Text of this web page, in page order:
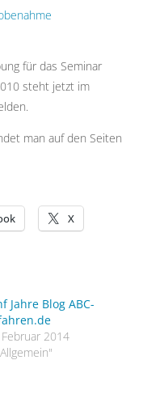
für das Seminar
steht jetzt im
man auf den Seiten
X
Jahre Blog ABC-
2014